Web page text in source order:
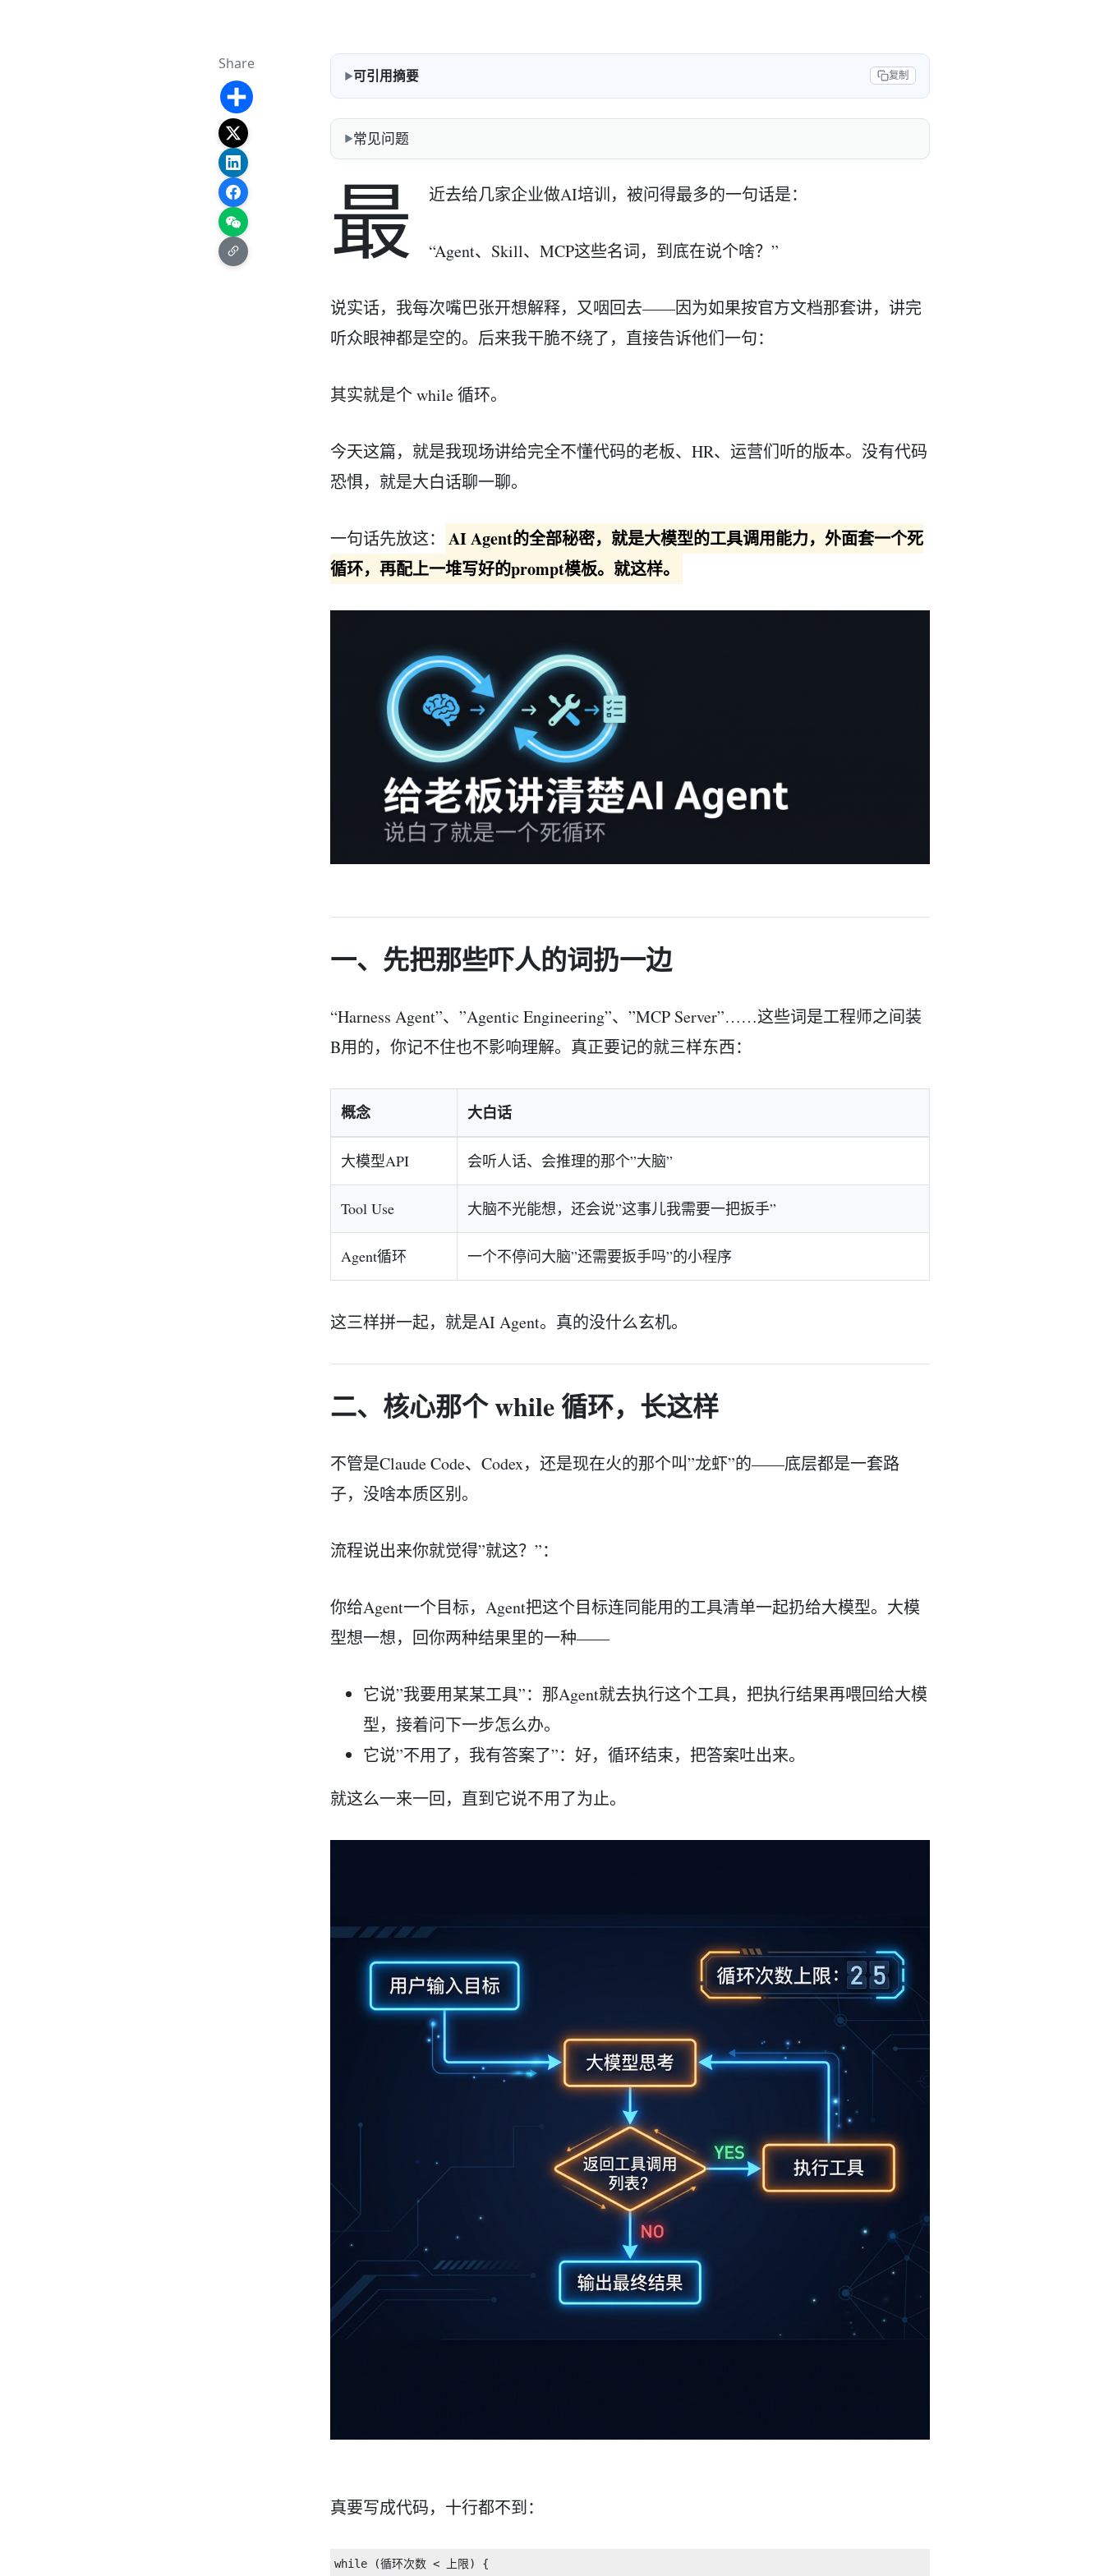
Share
Share
可引用摘要 复制
常见问题
最 近去给几家企业做AI培训，被问得最多的一句话是：
“Agent、Skill、MCP这些名词，到底在说个啥？”
说实话，我每次嘴巴张开想解释，又咽回去——因为如果按官方文档那套讲，讲完
听众眼神都是空的。后来我干脆不绕了，直接告诉他们一句：
其实就是个 while 循环。
今天这篇，就是我现场讲给完全不懂代码的老板、HR、运营们听的版本。没有代码
恐惧，就是大白话聊一聊。
一句话先放这：
AI Agent的全部秘密，就是大模型的工具调用能力，外面套一个死
循环，再配上一堆写好的prompt模板。就这样。
一、先把那些吓人的词扔一边
“Harness Agent”、”Agentic Engineering”、”MCP Server”……这些词是工程师之间装
B用的，你记不住也不影响理解。真正要记的就三样东西：
概念 大白话
大模型API 会听人话、会推理的那个”大脑”
Tool Use 大脑不光能想，还会说”这事儿我需要一把扳手”
Agent循环 一个不停问大脑”还需要扳手吗”的小程序
这三样拼一起，就是AI Agent。真的没什么玄机。
二、核心那个 while 循环，长这样
不管是Claude Code、Codex，还是现在火的那个叫”龙虾”的——底层都是一套路
子，没啥本质区别。
流程说出来你就觉得”就这？”：
你给Agent一个目标，Agent把这个目标连同能用的工具清单一起扔给大模型。大模
型想一想，回你两种结果里的一种——
它说”我要用某某工具”：那Agent就去执行这个工具，把执行结果再喂回给大模
型，接着问下一步怎么办。
它说”不用了，我有答案了”：好，循环结束，把答案吐出来。
就这么一来一回，直到它说不用了为止。
真要写成代码，十行都不到：
while (循环次数 < 上限) {